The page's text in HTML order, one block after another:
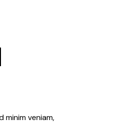
veniam,